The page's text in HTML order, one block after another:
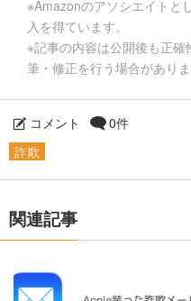
※Amazonのアソシエイトと
入を得ています。
※記事の内容は公開後も正
筆・修正を行う場合がありま
コメント
0件
詐欺
関連記事